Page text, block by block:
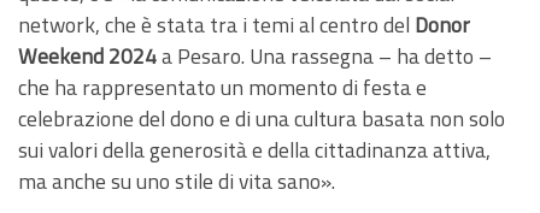
network, che è stata tra i temi al centro del Donor
Weekend 2024a Pesaro. Una rassegna – ha detto –
che ha rappresentato un momento di festa e
celebrazione del dono e di una cultura basata non solo
sui valori della generosità e della cittadinanza attiva,
ma anche su uno stile di vita sano».